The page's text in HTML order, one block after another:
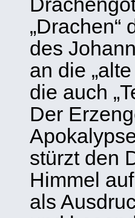
„Drachen“
des
an die
die auch
Der
stürzt den
Himmel
als